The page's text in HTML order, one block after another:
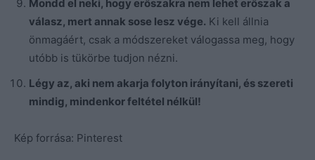
Mondd el neki, hogy erőszakra nem lehet erőszak a
válasz, mert annak sose lesz vége. Ki kell állnia
önmagáért, csak a módszereket válogassa meg, hogy
utóbb is tükörbe tudjon nézni.
Légy az, aki nem akarja folyton irányítani, és szereti
mindig, mindenkor feltétel nélkül!
Kép forrása: Pinterest